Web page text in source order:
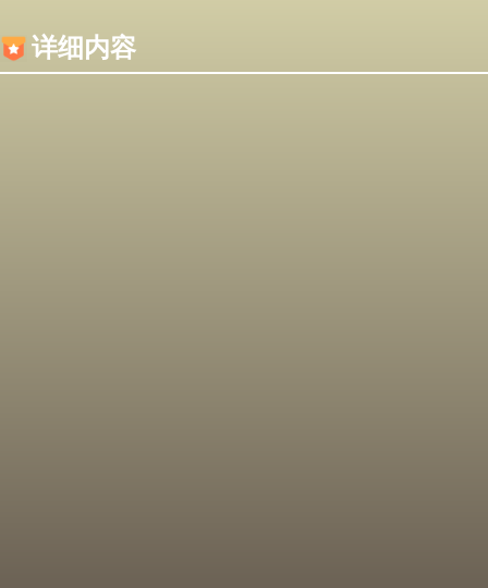
详细内容